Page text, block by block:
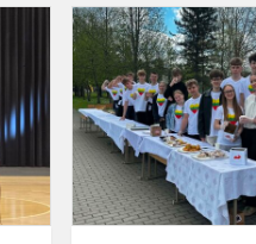
,,Mano
šeima
mano
gyvenimas"